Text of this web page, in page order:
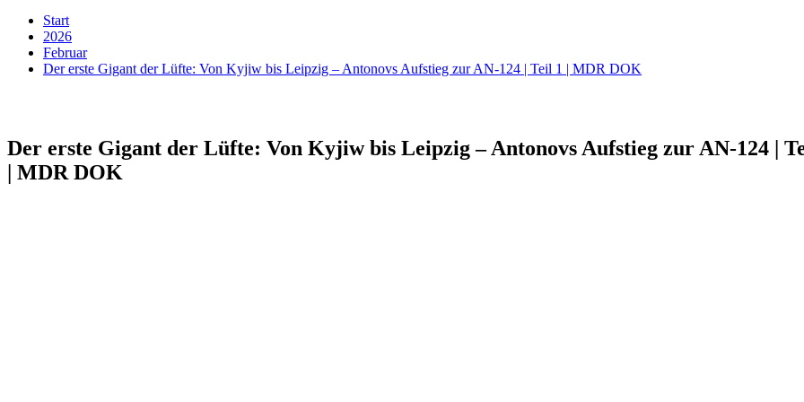
Start
2026
Februar
Der erste Gigant der Lüfte: Von Kyjiw bis Leipzig – Antonovs Aufstieg zur AN-124 | Teil 1 | MDR DOK
Der erste Gigant der Lüfte: Von Kyjiw bis Leipzig – Antonovs Aufstieg zur AN-124 |
| MDR DOK